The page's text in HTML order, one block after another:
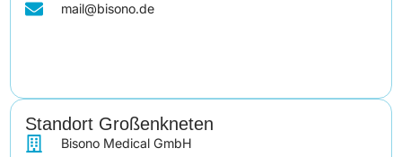
mail@bisono.de
Standort Großenkneten
Bisono Medical GmbH